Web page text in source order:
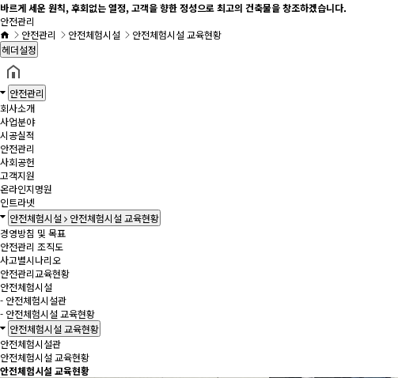
바르게 세운 원칙, 후회없는 열정, 고객을 향한 정성으로 최고의 건축물을 창조하겠습니다.
안전관리
안전관리
안전체험시설
안전체험시설 교육현황
헤더설정
안전관리
회사소개
사업분야
시공실적
안전관리
사회공헌
고객지원
온라인지명원
인트라넷
안전체험시설
안전체험시설 교육현황
경영방침 및 목표
안전관리 조직도
사고별시나리오
안전관리교육현황
안전체험시설
- 안전체험시설관
- 안전체험시설 교육현황
안전체험시설 교육현황
안전체험시설관
안전체험시설 교육현황
안전체험시설 교육현황